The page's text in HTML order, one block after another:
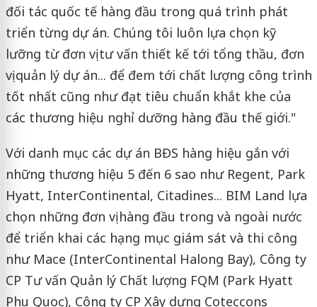
đối tác quốc tế hàng đầu trong quá trình phát
triển từng dự án. Chúng tôi luôn lựa chọn kỹ
lưỡng từ đơn vị tư vấn thiết kế tới tổng thầu, đơn
vị quản lý dự án... để đem tới chất lượng công trình
tốt nhất cũng như đạt tiêu chuẩn khắt khe của
các thương hiệu nghỉ dưỡng hàng đầu thế giới."
Với danh mục các dự án BĐS hàng hiệu gắn với
những thương hiệu 5 đến 6 sao như Regent, Park
Hyatt, InterContinental, Citadines... BIM Land lựa
chọn những đơn vị hàng đầu trong và ngoài nước
để triển khai các hạng mục giám sát và thi công
như Mace (InterContinental Halong Bay), Công ty
CP Tư vấn Quản lý Chất lượng FQM (Park Hyatt
Phu Quoc), Công ty CP Xây dựng Coteccons